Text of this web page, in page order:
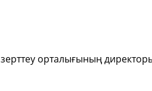
зерттеу орталығының